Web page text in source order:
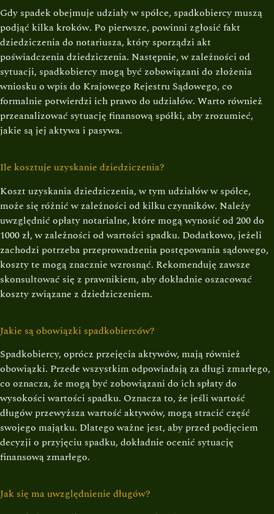
Gdy spadek obejmuje udziały w spółce, spadkobiercy muszą
podjąć kilka kroków. Po pierwsze, powinni zgłosić fakt
dziedziczenia do notariusza, który sporządzi akt
poświadczenia dziedziczenia. Następnie, w zależności od
sytuacji, spadkobiercy mogą być zobowiązani do złożenia
wniosku o wpis do Krajowego Rejestru Sądowego, co
formalnie potwierdzi ich prawo do udziałów. Warto również
przeanalizować sytuację finansową spółki, aby zrozumieć,
jakie są jej aktywa i pasywa.
Ile kosztuje uzyskanie dziedziczenia?
Koszt uzyskania dziedziczenia, w tym udziałów w spółce,
może się różnić w zależności od kilku czynników. Należy
uwzględnić opłaty notarialne, które mogą wynosić od 200 do
1000 zł, w zależności od wartości spadku. Dodatkowo, jeżeli
zachodzi potrzeba przeprowadzenia postępowania sądowego,
koszty te mogą znacznie wzrosnąć. Rekomenduję zawsze
skonsultować się z prawnikiem, aby dokładnie oszacować
koszty związane z dziedziczeniem.
Jakie są obowiązki spadkobierców?
Spadkobiercy, oprócz przejęcia aktywów, mają również
obowiązki. Przede wszystkim odpowiadają za długi zmarłego,
co oznacza, że mogą być zobowiązani do ich spłaty do
wysokości wartości spadku. Oznacza to, że jeśli wartość
długów przewyższa wartość aktywów, mogą stracić część
swojego majątku. Dlatego ważne jest, aby przed podjęciem
decyzji o przyjęciu spadku, dokładnie ocenić sytuację
finansową zmarłego.
Jak się ma uwzględnienie długów?